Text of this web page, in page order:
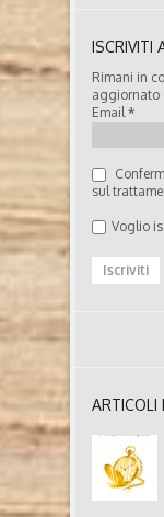
ISCRIVITI
Rimani in
aggiornato
Email*
sul
Voglio
ARTICOLI